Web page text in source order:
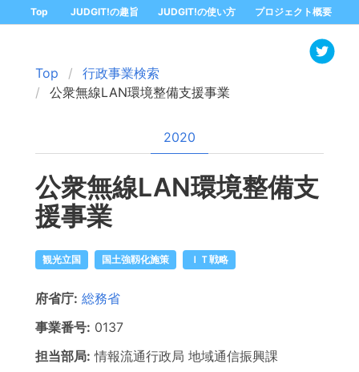
Top JUDGIT!の趣旨 JUDGIT!の使い方 プロジェクト概要
Top
行政事業検索
公衆無線LAN環境整備支援事業
2020
公衆無線LAN環境整備支
援事業
観光立国 国土強靱化施策 ＩＴ戦略
府省庁: 総務省
事業番号: 0137
担当部局: 情報流通行政局 地域通信振興課